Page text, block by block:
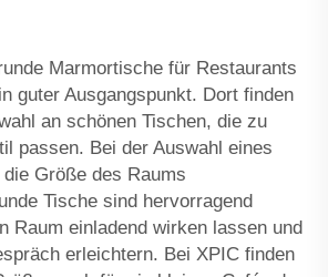
Marmortische für Restaurants
guter Ausgangspunkt. Dort finden
an schönen Tischen, die zu
passen. Bei der Auswahl eines
Größe des Raums
Tische sind hervorragend
Raum einladend wirken lassen und
erleichtern. Bei XPIC finden